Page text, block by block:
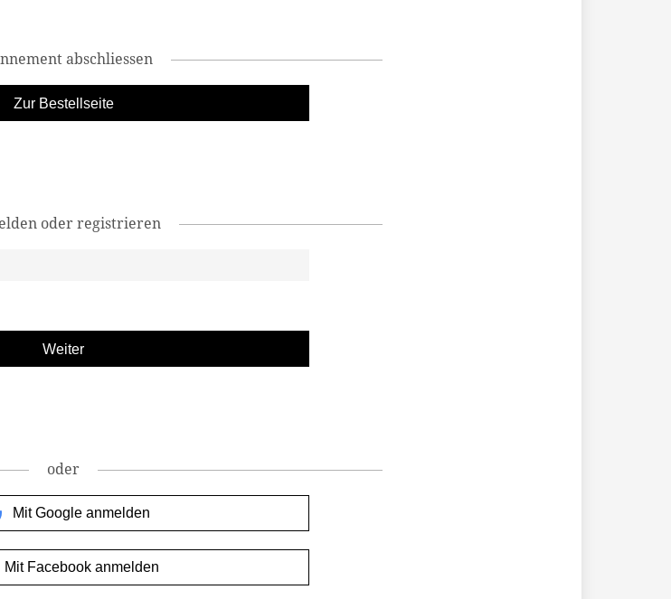
abschliessen
Zur Bestellseite
oder registrieren
oder
Mit Google anmelden
Mit Facebook anmelden